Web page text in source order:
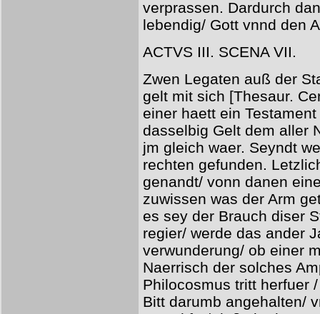
verprassen. Dardurch
lebendig/ Gott vnnd den
ACTVS III. SCENA VII.
Zwen Legaten auß der
gelt mit sich [Thesaur.
einer haett ein
dasselbig Gelt dem aller
jm gleich waer. Seyndt
rechten gefunden.
genandt/ vonn danen
zuwissen was der Arm
es sey der Brauch diser
regier/ werde das ander
verwunderung/ ob einer
Naerrisch der solches
Philocosmus tritt herfuer
Bitt darumb angehalten/